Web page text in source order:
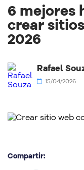
6 mejores
crear
2026
Rafael
15/04/2026
Compartir: